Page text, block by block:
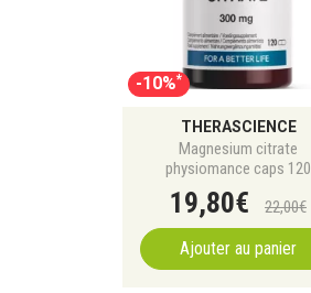
-10%*
THERASCIENCE
Magnesium citrate
physiomance caps 120
19,80€ 22,00€
Ajouter au panier